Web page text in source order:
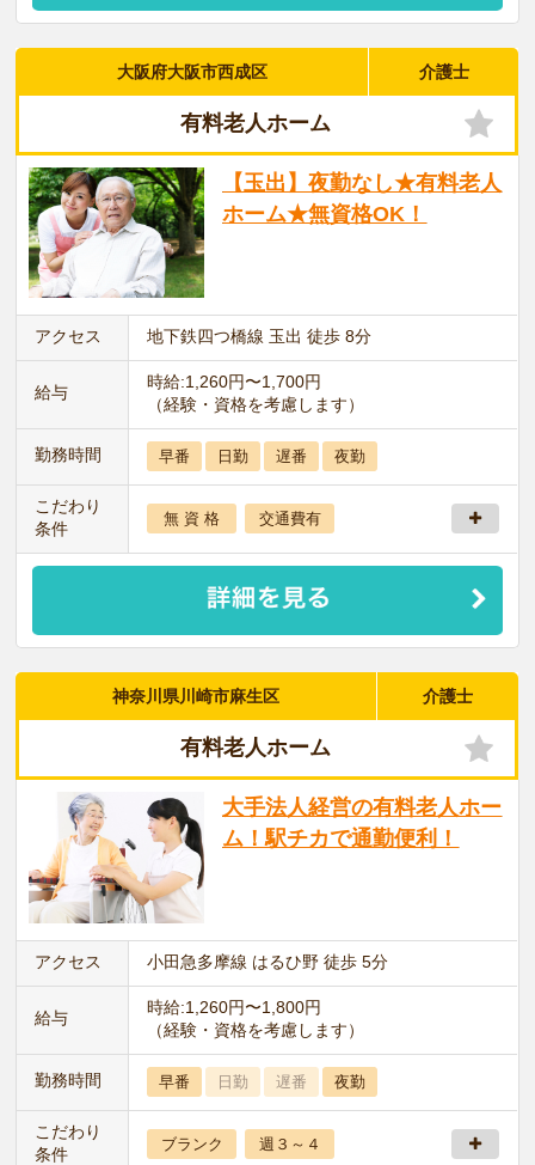
大阪府大阪市西成区 介護士
有料老人ホーム
【玉出】夜勤なし★有料老人
ホーム★無資格OK！
アクセス 地下鉄四つ橋線 玉出 徒歩 8分
給与
時給:1,260円〜1,700円
（経験・資格を考慮します）
勤務時間 早番 日勤 遅番 夜勤
こだわり
条件
無 資 格 交通費有
神奈川県川崎市麻生区 介護士
有料老人ホーム
大手法人経営の有料老人ホー
ム！駅チカで通勤便利！
アクセス 小田急多摩線 はるひ野 徒歩 5分
給与
時給:1,260円〜1,800円
（経験・資格を考慮します）
勤務時間 早番 日勤 遅番 夜勤
こだわり
条件
ブランク 週３～４